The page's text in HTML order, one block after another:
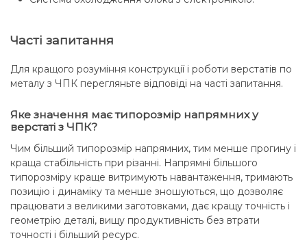
Часті запитання
Для кращого розуміння конструкції і роботи верстатів по
металу з ЧПК перегляньте відповіді на часті запитання.
Яке значення має типорозмір напрямних у
верстаті з ЧПК?
Чим більший типорозмір напрямних, тим менше прогину і
краща стабільність при різанні. Напрямні більшого
типорозміру краще витримують навантаження, тримають
позицію і динаміку та менше зношуються, що дозволяє
працювати з великими заготовками, дає кращу точність і
геометрію деталі, вищу продуктивність без втрати
точності і більший ресурс.